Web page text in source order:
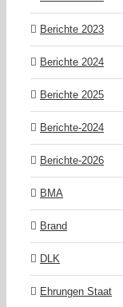
Berichte 2023
Berichte 2024
Berichte 2025
Berichte-2024
Berichte-2026
BMA
Brand
DLK
Ehrungen Staat